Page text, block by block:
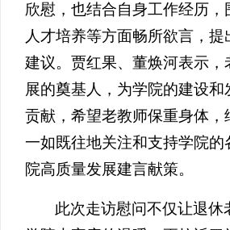
欣慰，也结合自身工作经历，
人才培养等方面畅所欲言，
建议。贾红果、董焕河表示，
展的奠基人，为学院的建设
贡献，希望老教师保重身体，
一如既往地关注和支持学院的
院高质量发展建言献策。
此次走访慰问不仅让退休